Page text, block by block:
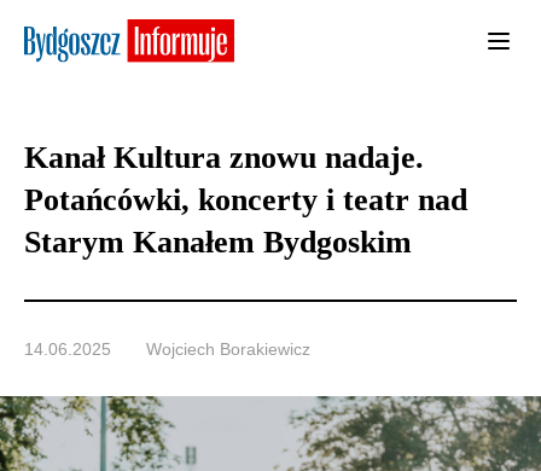
Kanał Kultura znowu nadaje.
Potańcówki, koncerty i teatr nad
Starym Kanałem Bydgoskim
14.06.2025 Wojciech Borakiewicz